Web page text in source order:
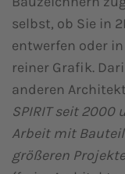
selbst, ob Sie in
entwerfen oder
reiner Grafik.
anderen
SPIRIT seit
Arbeit mit
größeren